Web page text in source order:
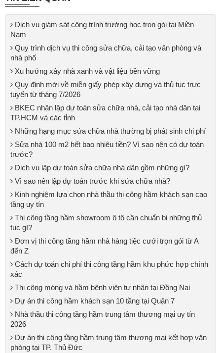
Dịch vụ giám sát công trình trường học trọn gói tại Miền
Nam
Quy trình dịch vụ thi công sửa chữa, cải tạo văn phòng và
nhà phố
​Xu hướng xây nhà xanh và vật liệu bền vững
Quy định mới về miễn giấy phép xây dựng và thủ tục trực
tuyến từ tháng 7/2026
BKEC nhận lập dự toán sửa chữa nhà, cải tạo nhà dân tại
TP.HCM và các tỉnh
Những hạng mục sửa chữa nhà thường bị phát sinh chi phí
Sửa nhà 100 m2 hết bao nhiêu tiền? Vì sao nên có dự toán
trước?
Dịch vụ lập dự toán sửa chữa nhà dân gồm những gì?
Vì sao nên lập dự toán trước khi sửa chữa nhà?
Kinh nghiệm lựa chọn nhà thầu thi công hầm khách sạn cao
tầng uy tín
Thi công tầng hầm showroom ô tô cần chuẩn bị những thủ
tục gì?
Đơn vị thi công tầng hầm nhà hàng tiệc cưới trọn gói từ A
đến Z
Cách dự toán chi phí thi công tầng hầm khu phức hợp chính
xác
Thi công móng và hầm bệnh viện tư nhân tại Đồng Nai
Dự án thi công hầm khách sạn 10 tầng tại Quận 7
Nhà thầu thi công tầng hầm trung tâm thương mại uy tín
2026
Dự án thi công tầng hầm trung tâm thương mại kết hợp văn
phòng tại TP. Thủ Đức